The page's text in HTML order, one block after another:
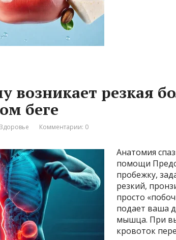
возникает резкая
беге
Здоровье Комментарии: 0
Анатомия
помощи
пробежку,
резкий,
просто
подает ваша
мышца. При
кровоток